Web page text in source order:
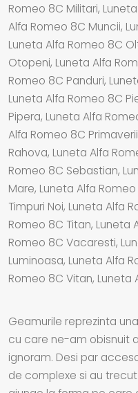
Romeo 8C Militari,
Alfa Romeo 8C Muncii,
Luneta Alfa Romeo 8C
Otopeni, Luneta Alfa
Romeo 8C Panduri,
Luneta Alfa Romeo 8C
Pipera, Luneta Alfa
Alfa Romeo 8C
Rahova, Luneta Alfa
Romeo 8C Sebastian,
Mare, Luneta Alfa
Timpuri Noi, Luneta Alfa
Romeo 8C Titan, Luneta
Romeo 8C Vacaresti,
Luminoasa, Luneta Alfa
Romeo 8C Vitan, Luneta
Geamurile reprezinta
cu care ne-am obisnuit
ignoram. Desi par
de complexe si au